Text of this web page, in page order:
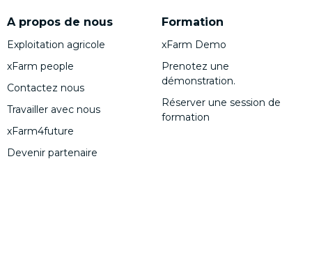
A propos de nous
Exploitation agricole
xFarm people
Contactez nous
Travailler avec nous
xFarm4future
Devenir partenaire
Formation
xFarm Demo
Prenotez une
démonstration.
Réserver une session de
formation